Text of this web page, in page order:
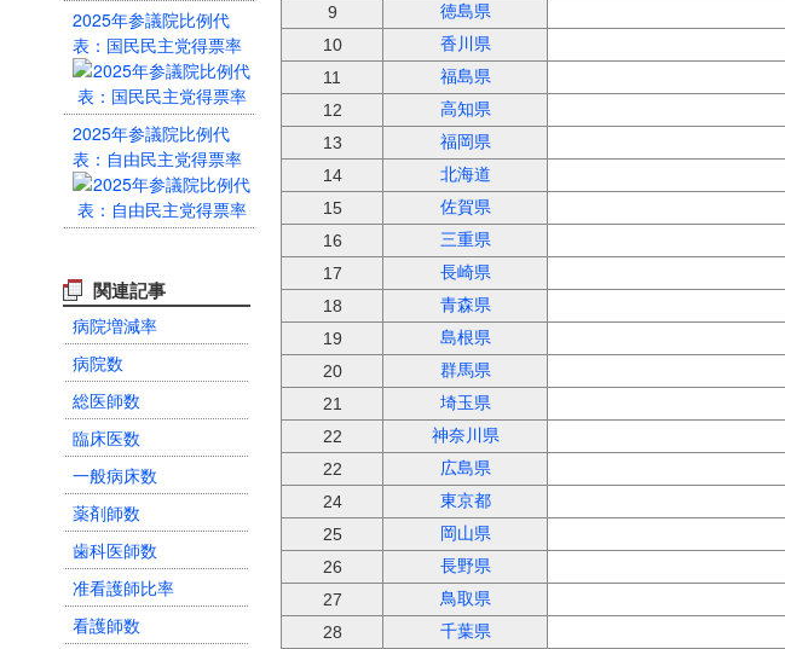
2025年参議院比例代
表：国民民主党得票率
2025年参議院比例代
表：自由民主党得票率
関連記事
病院増減率
病院数
総医師数
臨床医数
一般病床数
薬剤師数
歯科医師数
准看護師比率
看護師数
9
徳島県
10
香川県
11
福島県
12
高知県
13
福岡県
14
北海道
15
佐賀県
16
三重県
17
長崎県
18
青森県
19
島根県
20
群馬県
21
埼玉県
22
神奈川県
22
広島県
24
東京都
25
岡山県
26
長野県
27
鳥取県
28
千葉県